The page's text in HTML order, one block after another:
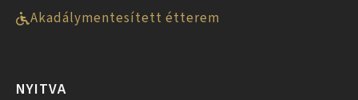
Akadálymentesített étterem
NYITVA